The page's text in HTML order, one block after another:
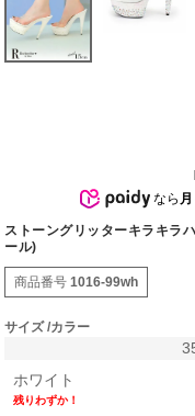
なら
ストーングリッターキラキラ
ール)
商品番号 1016-99wh
サイズ カラー
ホワイト
残りわずか！